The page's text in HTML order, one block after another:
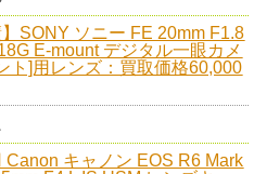
】SONY ソニー FE 20mm F1.8
E-mount デジタル一眼カメ
ト]用レンズ：買取価格60,000
Canon キャノン EOS R6 Mark